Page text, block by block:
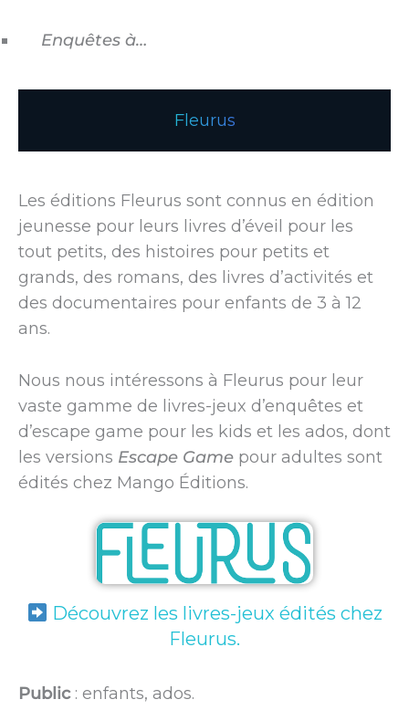
Enquêtes à…
Fleurus
Les éditions Fleurus sont connus en édition
jeunesse pour leurs livres d’éveil pour les
tout petits, des histoires pour petits et
grands, des romans, des livres d’activités et
des documentaires pour enfants de 3 à 12
ans.
Nous nous intéressons à Fleurus pour leur
vaste gamme de livres-jeux d’enquêtes et
d’escape game pour les kids et les ados, dont
les versions Escape Game pour adultes sont
édités chez Mango Éditions.
Découvrez les livres-jeux édités chez
Fleurus.
Public: enfants, ados.